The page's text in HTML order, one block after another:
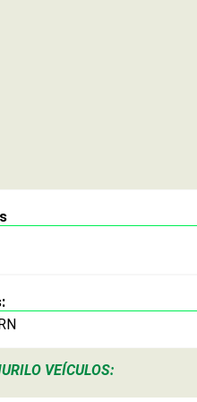
VEÍCULOS: